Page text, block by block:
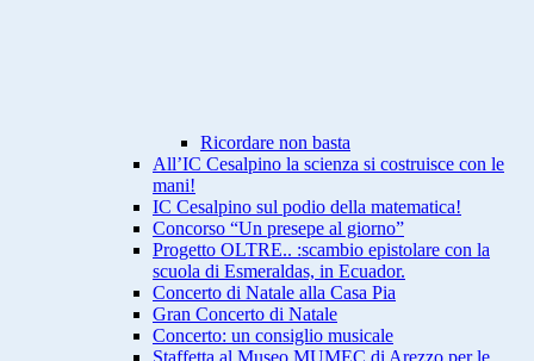
Ricordare non basta
All’IC Cesalpino la scienza si costruisce con le
mani!
IC Cesalpino sul podio della matematica!
Concorso “Un presepe al giorno”
Progetto OLTRE.. :scambio epistolare con la
scuola di Esmeraldas, in Ecuador.
Concerto di Natale alla Casa Pia
Gran Concerto di Natale
Concerto: un consiglio musicale